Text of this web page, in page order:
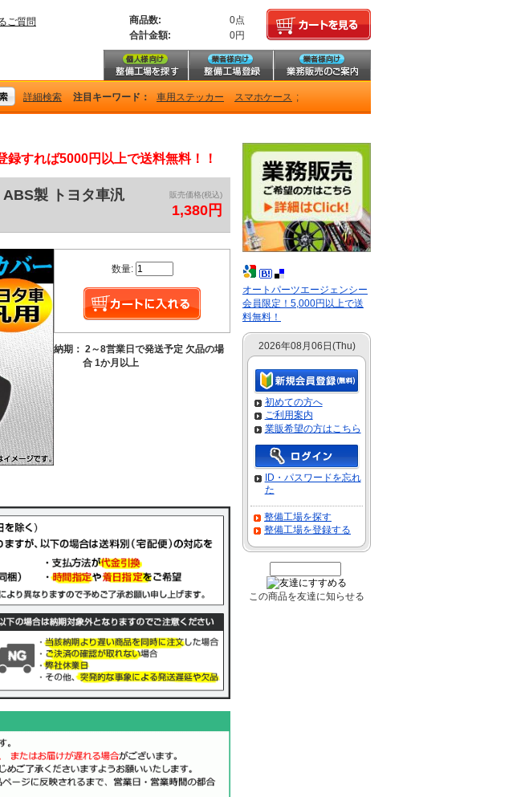
ご質問
商品数:
0点
合計金額:
0円
詳細検索 注目キーワード： 車用ステッカー スマホケース ;
すれば5000円以上で送料無料！！
製 トヨタ車汎
販売価格(税込)
1,380円
数量:
納期： 2～8営業日で発送予定 欠品の場
合 1か月以上
オートパーツエージェンシー
会員限定！5,000円以上で送
料無料！
2026年08月06日(Thu)
初めての方へ
ご利用案内
業販希望の方はこちら
ID・パスワードを忘れ
た
整備工場を探す
整備工場を登録する
この商品を友達に知らせる